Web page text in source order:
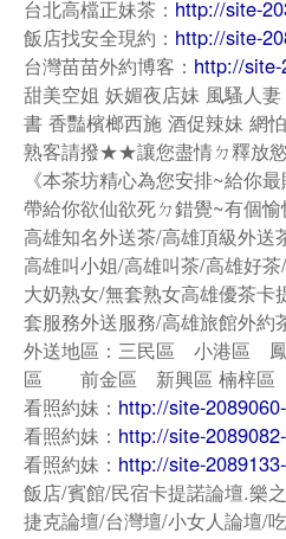
台北高檔正妹茶： http://site-
飯店找安全現約： http://site-
台灣苗苗外約博客： http://
甜美空姐 妖媚夜店妹 風騷人
書 香豔檳榔西施 酒促辣妹 網
熟客請撥★★讓您盡情ㄉ釋放
《本茶坊精心為您安排~給你最
帶給你欲仙欲死ㄉ錯覺~有個
高雄知名外送茶/高雄頂級外
高雄叫小姐/高雄叫茶/高雄好
大奶熟女/無套熟女高雄優茶
套服務外送服務/高雄旅館外約
外送地區：三民區 小港區
區 前金區 新興區 楠梓區
看照約妹： http://site-
看照約妹： http://site-
看照約妹： http://site-
飯店/賓館/民宿卡提諾論壇.樂
捷克論壇/台灣壇/小女人論壇/